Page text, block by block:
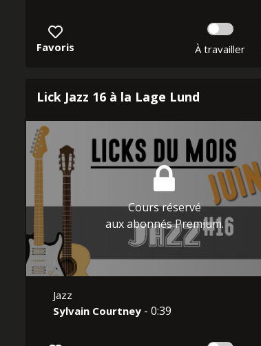
Favoris À travailler
Lick Jazz 16 à la Lage Lund
Cours réservé
aux abonnés Premium.
Jazz
Sylvain Courtney - 0:39